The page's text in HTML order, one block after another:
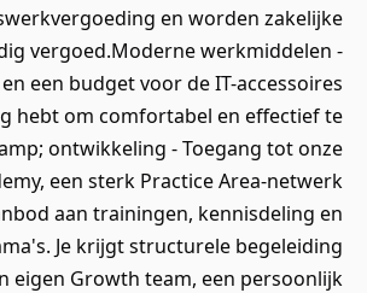
en worden zakelijke
vergoed.Moderne werkmiddelen -
een budget voor de IT-accessoires
hebt om comfortabel en effectief te
ontwikkeling - Toegang tot onze
een sterk Practice Area-netwerk
aan trainingen, kennisdeling en
Je krijgt structurele begeleiding
eigen Growth team, een persoonlijk